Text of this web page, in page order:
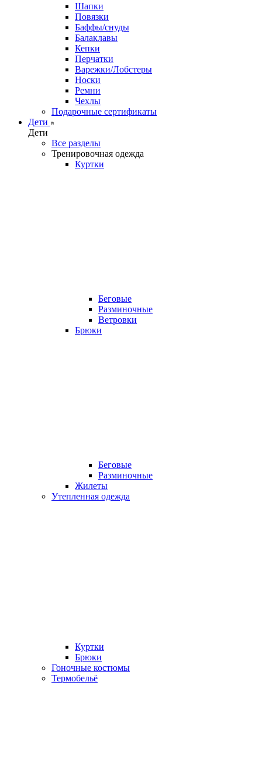
Шапки
Повязки
Баффы/снуды
Балаклавы
Кепки
Перчатки
Варежки/Лобстеры
Носки
Ремни
Чехлы
Подарочные сертификаты
Дети
Дети
Все разделы
Тренировочная одежда
Куртки
Беговые
Разминочные
Ветровки
Брюки
Беговые
Разминочные
Жилеты
Утепленная одежда
Куртки
Брюки
Гоночные костюмы
Термобельё